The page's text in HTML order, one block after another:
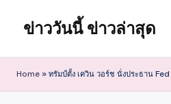
content
ข่าววันนี้ ข่าวล่าสุด
Home » ทรัมป์ตั้ง เควิน วอร์ช นั่งประธาน